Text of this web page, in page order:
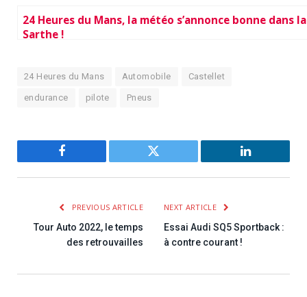
24 Heures du Mans, la météo s’annonce bonne dans la
Sarthe !
24 Heures du Mans Automobile Castellet
endurance pilote Pneus
Facebook Twitter LinkedIn
PREVIOUS ARTICLE
Tour Auto 2022, le temps
des retrouvailles
NEXT ARTICLE
Essai Audi SQ5 Sportback :
à contre courant !